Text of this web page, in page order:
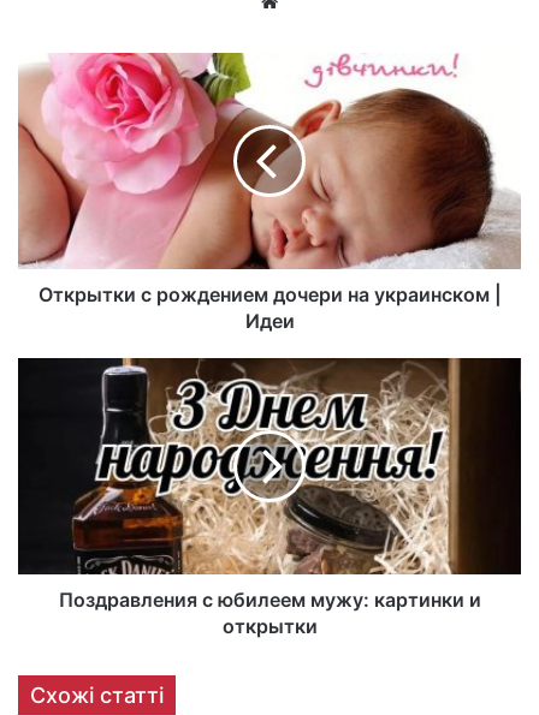
Открытки с рождением дочери на украинском |
Идеи
Поздравления с юбилеем мужу: картинки и
открытки
Схожі статті